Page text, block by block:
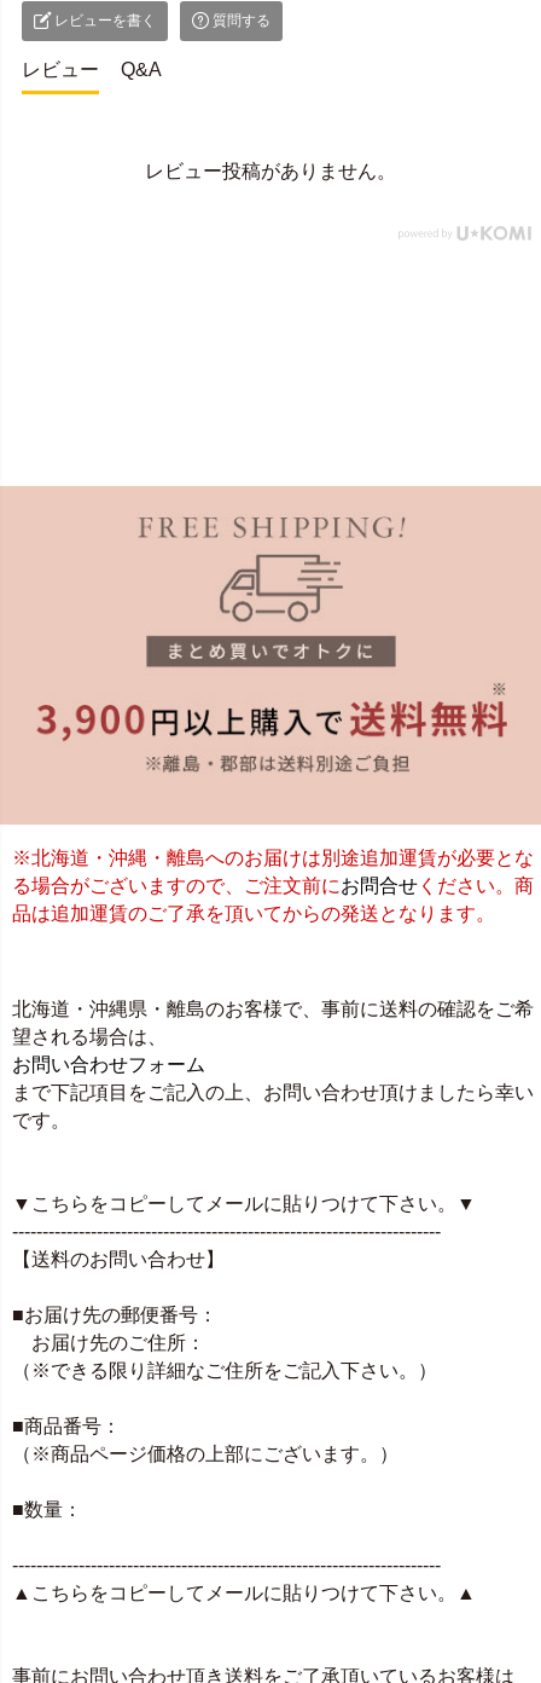
レビューを書く 質問する
レビュー Q&A
レビュー投稿がありません。
※北海道・沖縄・離島へのお届けは別途追加運賃が必要とな
る場合がございますので、ご注文前にお問合せ ください。商
品は追加運賃のご了承を頂いてからの発送となります。
北海道・沖縄県・離島のお客様で、事前に送料の確認をご希
望される場合は、
お問い合わせフォーム
まで下記項目をご記入の上、お問い合わせ頂けましたら幸い
です。
▼こちらをコピーしてメールに貼りつけて下さい。▼
-----------------------------------------------------------------------
【送料のお問い合わせ】
■お届け先の郵便番号：
お届け先のご住所：
（※できる限り詳細なご住所をご記入下さい。）
■商品番号：
（※商品ページ価格の上部にございます。）
■数量：
-----------------------------------------------------------------------
▲こちらをコピーしてメールに貼りつけて下さい。▲
事前にお問い合わせ頂き送料をご了承頂いているお客様は